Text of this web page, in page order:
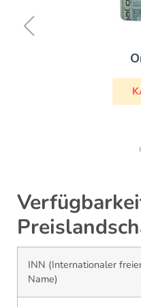
INN (Internationaler
Name)